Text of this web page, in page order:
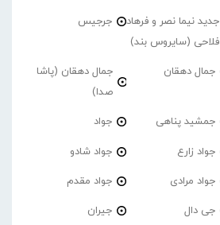
جدید نیما نصر و فرهاد
فلاحی (سایروس بند)
جرجیس
جمال دهقان
جمال دهقان (پاشا
صدا)
جمشید پناهی جواد
جواد زارع جواد شادو
جواد مرادی جواد مقدم
جی دال جیران